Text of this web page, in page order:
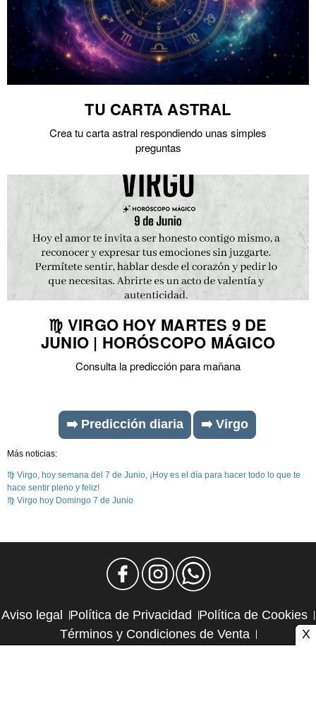
TU CARTA ASTRAL
Crea tu carta astral respondiendo unas simples
preguntas
♍ VIRGO HOY MARTES 9 DE
JUNIO | HORÓSCOPO MÁGICO
Consulta la predicción para mañana
➡️ Predicción diaria ➡️ Virgo
Más noticias:
♍ Virgo, hoy semana del 7 de Junio, ¡Hoy es el día para hacer todo lo que te
hace sentir pleno y feliz!
♍ Virgo hoy Domingo 7 de Junio
Aviso legal Política de Privacidad
Política de Cookies
Términos y Condiciones de Venta
X